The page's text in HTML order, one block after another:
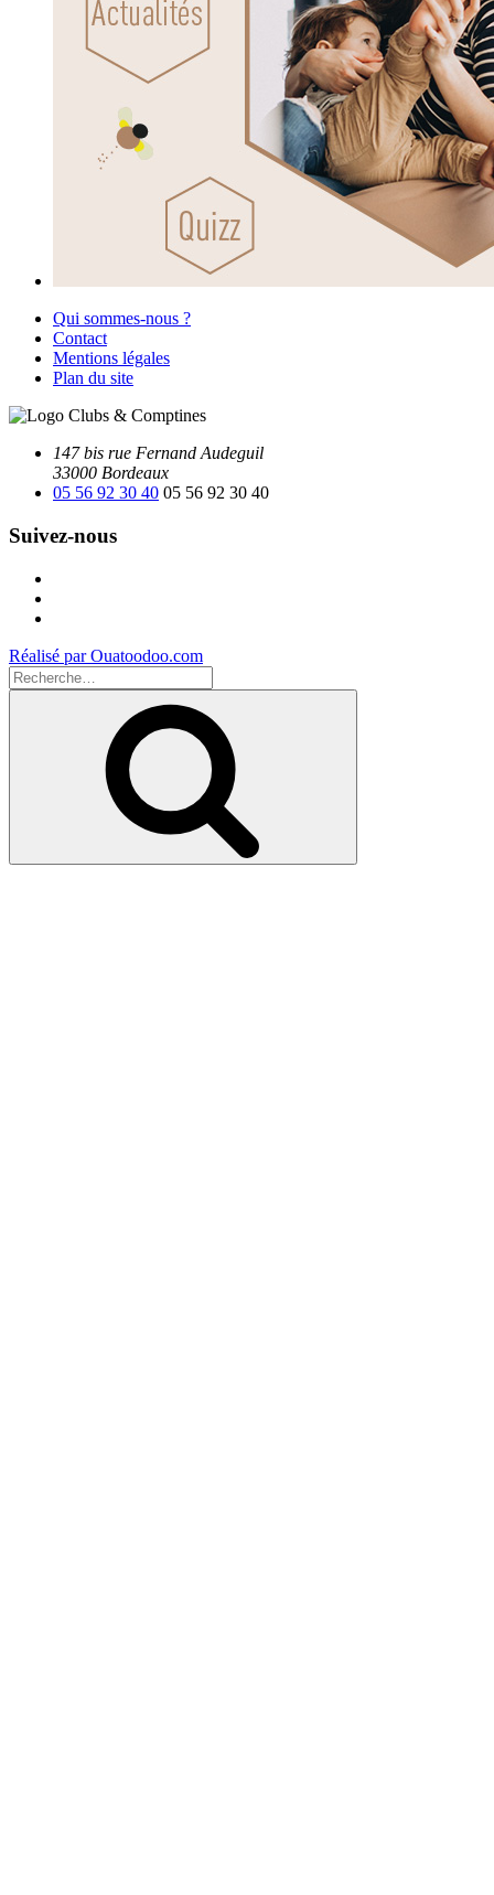
Qui sommes-nous ?
Contact
Mentions légales
Plan du site
147 bis rue Fernand Audeguil
33000 Bordeaux
05 56 92 30 40 05 56 92 30 40
Suivez-nous
Réalisé par Ouatoodoo.com
Recherche
pour